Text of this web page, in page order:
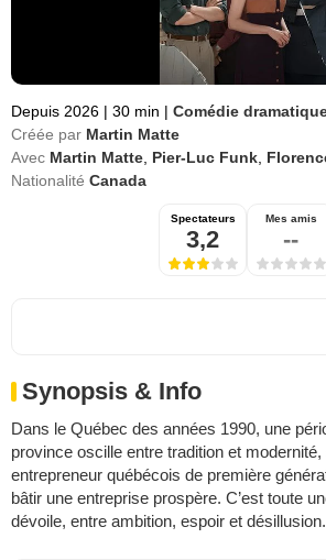
Depuis 2026 | 30 min | Comédie
Créée par Martin Matte
Avec Martin Matte Pier-Luc Funk
Nationalité Canada
Spectateurs
3,2
Mes amis
--
Synopsis & Info
Dans le Québec des années 1990, une
province oscille entre tradition et modernité,
entrepreneur québécois de première
bâtir une entreprise prospère. C’est toute
dévoile, entre ambition, espoir et désillusion.